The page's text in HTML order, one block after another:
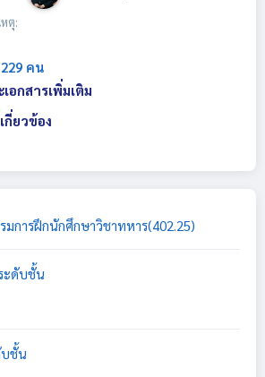
ตุ:
229 คน
อกสารเพิ่มเติม
กี่ยวข้อง
มการฝึกนักศึกษาวิชาทหาร(402.25)
ะดับชั้น
บชั้น